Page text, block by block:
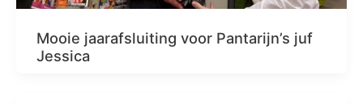
Mooie jaarafsluiting voor Pantarijn’s juf
Jessica